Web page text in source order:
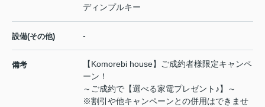
ディンプルキー
設備(その他) -
備考
【Komorebi house】ご成約者様限定キャンペ
ーン！
～ご成約で【選べる家電プレゼント♪】～
※割引や他キャンペーンとの併用はできませ